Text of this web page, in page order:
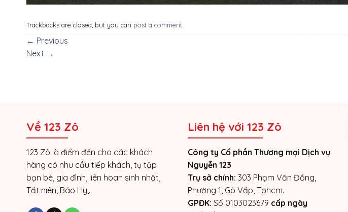
Trackbacks are closed, but you can post a comment
← Previous
Next →
Về 123 Zô
123 Zô là điểm đến cho các khách
hàng có nhu cầu tiếp khách, tụ tập
bạn bè, gia đình, liên hoan sinh nhật,
Tất niên, Báo Hy,..
Liên hệ với 123 Zô
Công ty Cổ phần Thương mại Dịch vụ
Nguyễn 123
Trụ sở chính: 303 Phạm Văn Đồng,
Phường 1, Gò Vấp, Tphcm.
GPĐK: Số 0103023679 cấp ngày